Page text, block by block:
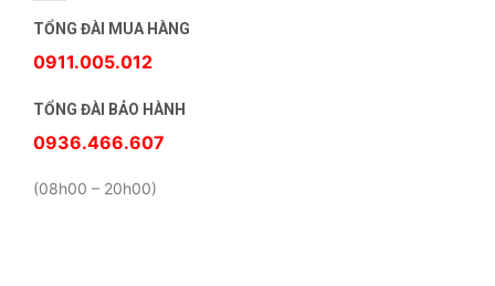
TỔNG ĐÀI MUA HÀNG
0911.005.012
TỔNG ĐÀI BẢO HÀNH
0936.466.607
(08h00 – 20h00)